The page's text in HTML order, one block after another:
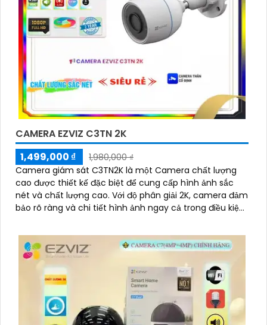
CAMERA EZVIZ C3TN 2K
1,499,000 ₫
1,980,000 ₫
Camera giám sát C3TN2K là một Camera chất lượng
cao được thiết kế đặc biệt để cung cấp hình ảnh sắc
nét và chất lượng cao. Với độ phân giải 2K, camera đảm
bảo rõ ràng và chi tiết hình ảnh ngay cả trong điều kiện